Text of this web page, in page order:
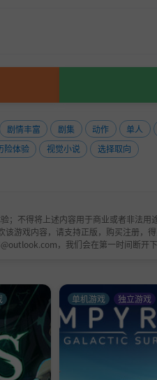
剧情丰富 剧集 动作 单人
险体验 视觉小说 选择取向
；不得将上述内容用于商业或者非法
游戏内容，请支持正版，购买注册，
，我们会在第一时间断开
单机游戏 独立游戏